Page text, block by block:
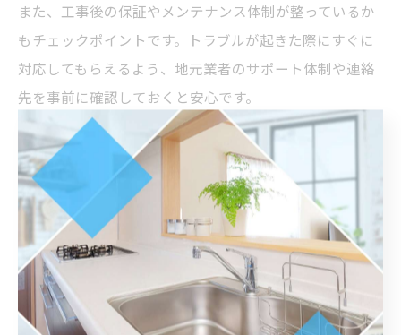
また、工事後の保証やメンテナンス体制が整っているか
もチェックポイントです。トラブルが起きた際にすぐに
対応してもらえるよう、地元業者のサポート体制や連絡
先を事前に確認しておくと安心です。
水回りリフォーム費用を抑えるポイント
水回りリフォームは費用がかさみやすい分野ですが、い
くつかの工夫でコストを抑えることが可能です。まず、
複数の工事をまとめて依頼することで、工事の効率化や
業者の手間を削減でき、トータルコストの減額につなが
ります。また、既存設備の再利用や部分的なリフォーム